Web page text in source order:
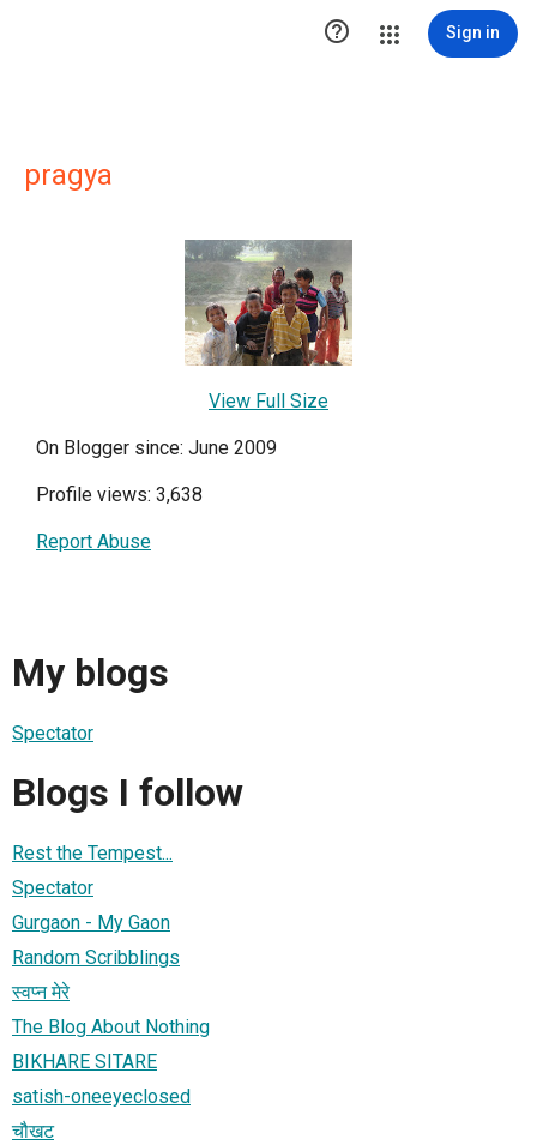
 Sign in
pragya
View Full Size
On Blogger since: June 2009
Profile views: 3,638
Report Abuse
My blogs
Spectator
Blogs I follow
Rest the Tempest...
Spectator
Gurgaon - My Gaon
Random Scribblings
स्वप्न मेरे
The Blog About Nothing
BIKHARE SITARE
satish-oneeyeclosed
चौखट